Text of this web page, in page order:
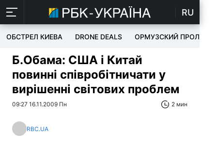
RU
ОБСТРЕЛ КИЕВА DRONE DEALS ОРМУЗСКИЙ ПРОЛИВ
Б.Обама: США і Китай
повинні співробітничати у
вирішенні світових проблем
09:27 16.11.2009 Пн 2 мин
RBC.UA